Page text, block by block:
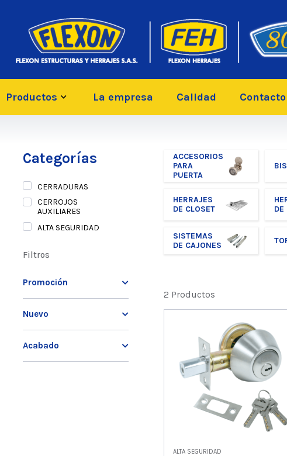
Productos La empresa Calidad Contacto
Categorías
CERRADURAS
CERROJOS
AUXILIARES
ALTA SEGURIDAD
Filtros
Promoción
Nuevo
Acabado
ACCESORIOS
PARA
PUERTA
HERRAJES
DE CLOSET
DE
SISTEMAS
DE CAJONES
2 Productos
ALTA SEGURIDAD